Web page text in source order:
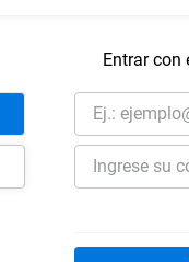
4 .
5.
6.
7.
Entrar con